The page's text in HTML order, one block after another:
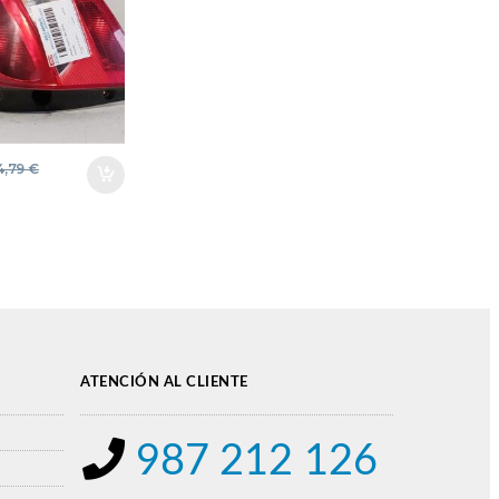
FARO
LUZ
€
ATENCIÓN AL CLIENTE
987 212 126